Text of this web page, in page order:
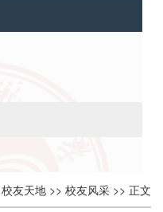
校友天地 >> 校友风采 >> 正文